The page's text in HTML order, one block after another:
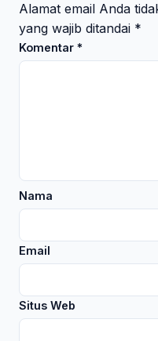
Alamat email Anda
yang wajib ditandai *
Komentar *
Nama
Email
Situs Web